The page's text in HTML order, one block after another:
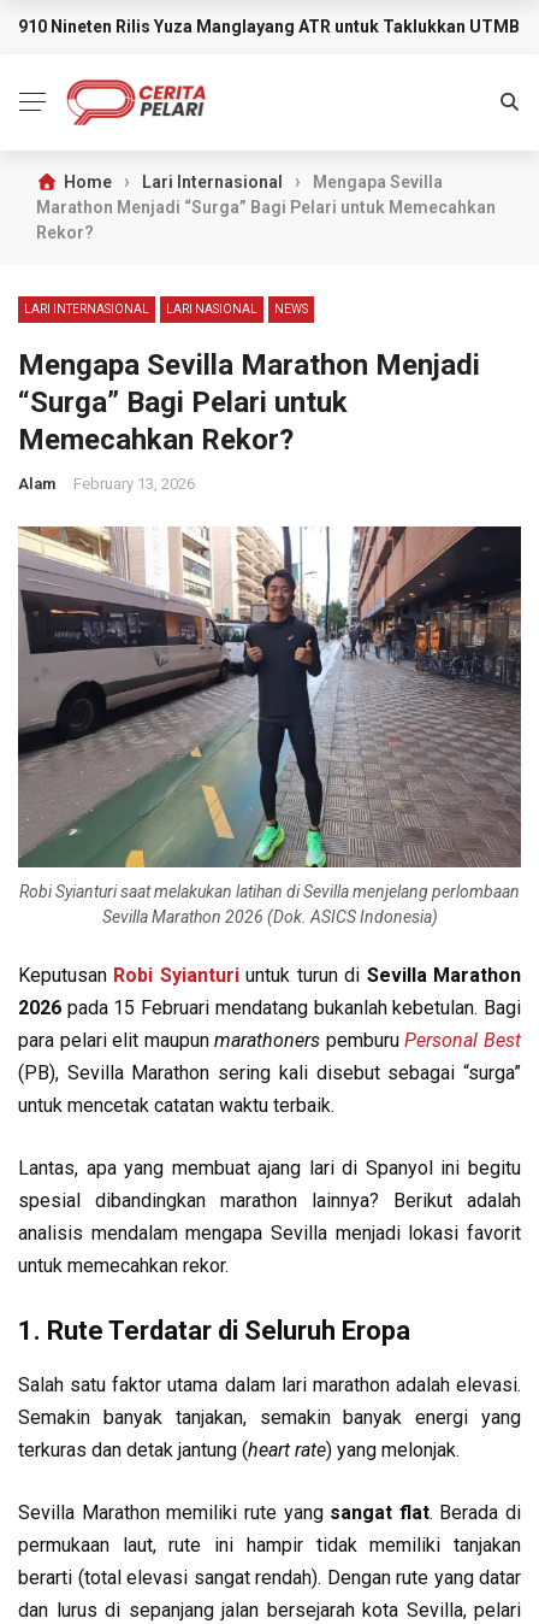
BREAKING NEWS
910 Nineten Rilis Yuza Manglayang ATR untuk Taklukkan UTMB
Home › Lari Internasional ›
Mengapa Sevilla
Marathon Menjadi “Surga” Bagi Pelari untuk Memecahkan
Rekor?
LARI INTERNASIONAL LARI NASIONAL NEWS
Mengapa Sevilla Marathon Menjadi
“Surga” Bagi Pelari untuk
Memecahkan Rekor?
Alam February 13, 2026
Robi Syianturi saat melakukan latihan di Sevilla menjelang perlombaan
Sevilla Marathon 2026 (Dok. ASICS Indonesia)
Keputusan Robi Syianturiuntuk turun di Sevilla Marathon
2026 pada 15 Februari mendatang bukanlah kebetulan. Bagi
para pelari elit maupunmarathoners pemburuPersonal Best
(PB), Sevilla Marathon sering kali disebut sebagai “surga”
untuk mencetak catatan waktu terbaik.
Lantas, apa yang membuat ajang lari di Spanyol ini begitu
spesial dibandingkan marathon lainnya? Berikut adalah
analisis mendalam mengapa Sevilla menjadi lokasi favorit
untuk memecahkan rekor.
1. Rute Terdatar di Seluruh Eropa
Salah satu faktor utama dalam lari marathon adalah elevasi.
Semakin banyak tanjakan, semakin banyak energi yang
terkuras dan detak jantung (heart rate) yang melonjak.
Sevilla Marathon memiliki rute yang sangat flat. Berada di
permukaan laut, rute ini hampir tidak memiliki tanjakan
berarti (total elevasi sangat rendah). Dengan rute yang datar
dan lurus di sepanjang jalan bersejarah kota Sevilla, pelari